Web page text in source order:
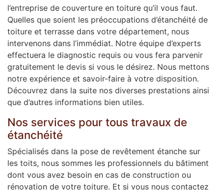
l’entreprise de couverture en toiture qu’il vous faut.
Quelles que soient les préoccupations d’étanchéité de
toiture et terrasse dans votre département, nous
intervenons dans l’immédiat. Notre équipe d’experts
effectuera le diagnostic requis ou vous fera parvenir
gratuitement le devis si vous le désirez. Nous mettons
notre expérience et savoir-faire à votre disposition.
Découvrez dans la suite nos diverses prestations ainsi
que d’autres informations bien utiles.
Nos services pour tous travaux de
étanchéité
Spécialisés dans la pose de revêtement étanche sur
les toits, nous sommes les professionnels du bâtiment
dont vous avez besoin en cas de construction ou
rénovation de votre toiture. Et si vous nous contactez